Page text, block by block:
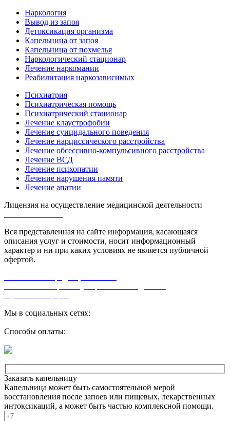
Наркология
Вывод из запоя
Детоксикация организма
Капельница от запоя
Капельница от похмелья
Наркологический стационар
Лечение наркомании
Реабилитация наркозависимых
Психиатрия
Психиатрическая помощь
Психиатрический стационар
Лечение клаустрофобии
Лечение суицидального поведения
Лечение нарциссического расстройства
Лечение обсессивно-компульсивного расстройства
Лечение ВСД
Лечение психопатии
Лечение нарушения памяти
Лечение апатии
Лицензия на осуществление медицинской деятельности
Вся представленная на сайте информация, касающаяся
описания услуг и стоимости, носит информационный
характер и ни при каких условиях не является публичной
офертой.
Мы в социальных сетях:
Способы оплаты:
Заказать капельницу
Капельница может быть самостоятельной мерой
восстановления после запоев или пищевых, лекарственных
интоксикаций, а может быть частью комплексной помощи.